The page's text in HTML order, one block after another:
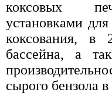
коксовых
установками
коксования, в
бассейна, а
сырого бензола в